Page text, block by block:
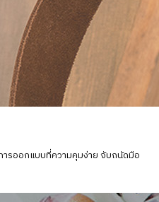
รออกแบบที่ความคุมง่าย จับถนัดมือ